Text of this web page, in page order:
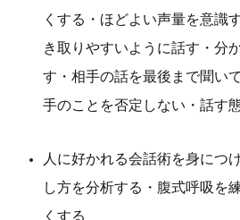
くする・ほどよい声量を意識
き取りやすいように話す・分
す・相手の話を最後まで聞い
手のことを否定しない・話す
人に好かれる会話術を身につ
し方を分析する・腹式呼吸を
くする